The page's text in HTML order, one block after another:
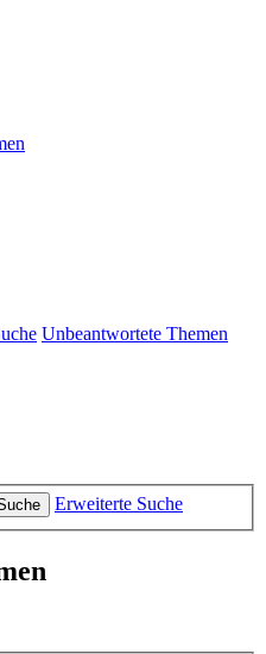
Unbeantwortete Themen
Erweiterte Suche